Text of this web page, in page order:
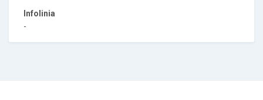
Infolinia
-